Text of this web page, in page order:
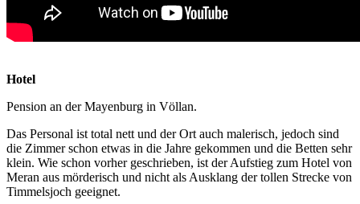
Hotel
Pension an der Mayenburg in Völlan.
Das Personal ist total nett und der Ort auch malerisch, jedoch sind
die Zimmer schon etwas in die Jahre gekommen und die Betten sehr
klein. Wie schon vorher geschrieben, ist der Aufstieg zum Hotel von
Meran aus mörderisch und nicht als Ausklang der tollen Strecke von
Timmelsjoch geeignet.